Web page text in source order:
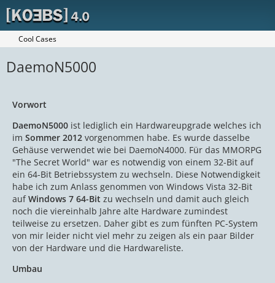
Cool Cases
DaemoN5000
Vorwort
DaemoN5000 ist lediglich ein Hardwareupgrade welches ich
im Sommer 2012 vorgenommen habe. Es wurde dasselbe
Gehäuse verwendet wie bei DaemoN4000. Für das MMORPG
"The Secret World" war es notwendig von einem 32-Bit auf
ein 64-Bit Betriebssystem zu wechseln. Diese Notwendigkeit
habe ich zum Anlass genommen von Windows Vista 32-Bit
aufWindows 7 64-Bit zu wechseln und damit auch gleich
noch die viereinhalb Jahre alte Hardware zumindest
teilweise zu ersetzen. Daher gibt es zum fünften PC-System
von mir leider nicht viel mehr zu zeigen als ein paar Bilder
von der Hardware und die Hardwareliste.
Umbau